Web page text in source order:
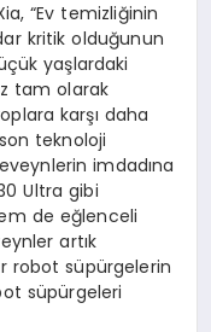
“Ev temizliğinin
kritik olduğunun
yaşlardaki
tam olarak
karşı daha
teknoloji
imdadına
Ultra gibi
de eğlenceli
artık
robot süpürgelerin
süpürgeleri